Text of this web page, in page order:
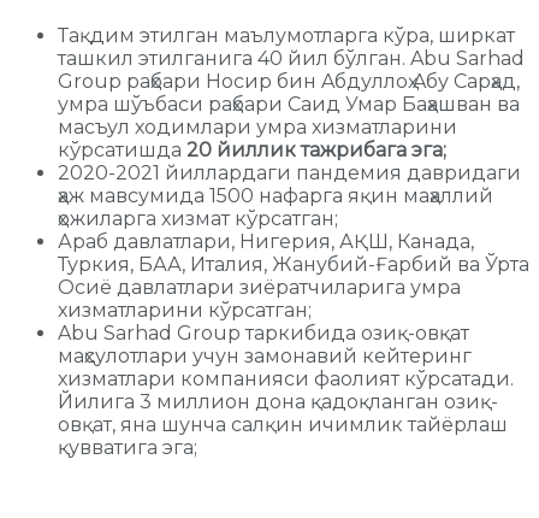
Тақдим этилган маълумотларга кўра, ширкат
ташкил этилганига 40 йил бўлган. Abu Sarhad
Group раҳбари Носир бин Aбдуллоҳ Aбу Сарҳад,
умра шўъбаси раҳбари Саид Умар Баҳашван ва
масъул ходимлари умра хизматларини
кўрсатишда 20 йиллик тажрибага эга;
2020-2021 йиллардаги пандемия давридаги
ҳаж мавсумида 1500 нафарга яқин маҳаллий
ҳожиларга хизмат кўрсатган;
Араб давлатлари, Нигерия, АҚШ, Канада,
Туркия, БАА, Италия, Жанубий-Ғарбий ва Ўрта
Осиё давлатлари зиёратчиларига умра
хизматларини кўрсатган;
Abu Sarhad Group таркибида озиқ-овқат
маҳсулотлари учун замонавий кейтеринг
хизматлари компанияси фаолият кўрсатади.
Йилига 3 миллион дона қадоқланган озиқ-
овқат, яна шунча салқин ичимлик тайёрлаш
қувватига эга;